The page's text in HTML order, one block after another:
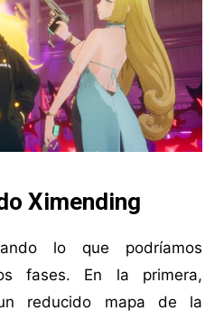
Ximending
lo que podríamos
fases. En la primera,
reducido mapa de la